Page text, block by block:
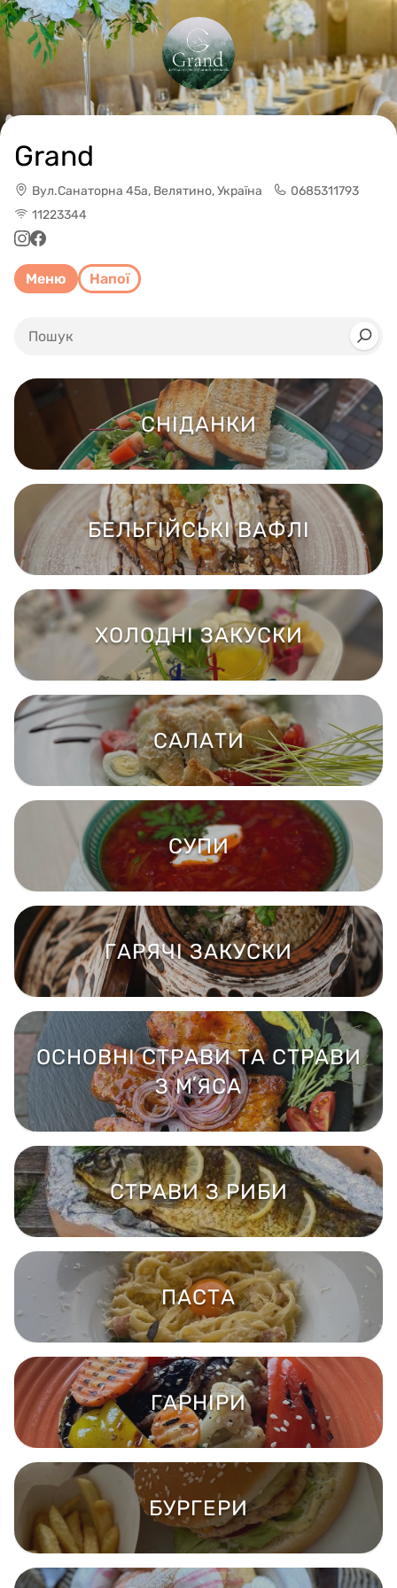
Grand
Вул.Санаторна 45а, Велятино, Україна
0685311793
11223344
Меню Напої
СНІДАНКИ
БЕЛЬГІЙСЬКІ ВАФЛІ
ХОЛОДНІ ЗАКУСКИ
САЛАТИ
СУПИ
ГАРЯЧІ ЗАКУСКИ
ОСНОВНІ СТРАВИ ТА СТРАВИ
З МʼЯСА
СТРАВИ З РИБИ
ПАСТА
ГАРНІРИ
БУРГЕРИ